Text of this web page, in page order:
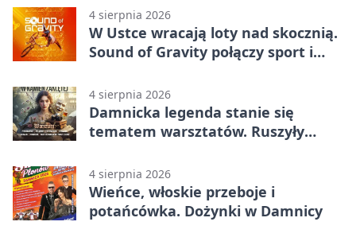
4 sierpnia 2026
W Ustce wracają loty nad skocznią.
Sound of Gravity połączy sport i
4 sierpnia 2026
Damnicka legenda stanie się
tematem warsztatów. Ruszyły
4 sierpnia 2026
Wieńce, włoskie przeboje i
potańcówka. Dożynki w Damnicy